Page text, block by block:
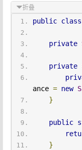
折叠
public class
private
private
ance = new
}
public
}